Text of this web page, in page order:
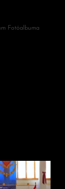
Fotóalbuma